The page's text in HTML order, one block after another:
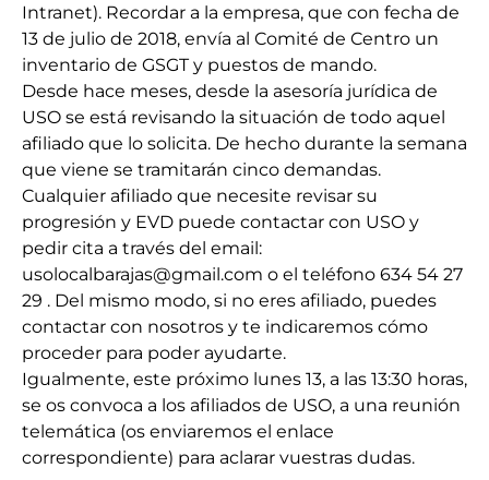
Intranet). Recordar a la empresa, que con fecha de
13 de julio de 2018, envía al Comité de Centro un
inventario de GSGT y puestos de mando.
Desde hace meses, desde la asesoría jurídica de
USO se está revisando la situación de todo aquel
afiliado que lo solicita. De hecho durante la semana
que viene se tramitarán cinco demandas.
Cualquier afiliado que necesite revisar su
progresión y EVD puede contactar con USO y
pedir cita a través del email:
usolocalbarajas@gmail.com o el teléfono 634 54 27
29 . Del mismo modo, si no eres afiliado, puedes
contactar con nosotros y te indicaremos cómo
proceder para poder ayudarte.
Igualmente, este próximo lunes 13, a las 13:30 horas,
se os convoca a los afiliados de USO, a una reunión
telemática (os enviaremos el enlace
correspondiente) para aclarar vuestras dudas.